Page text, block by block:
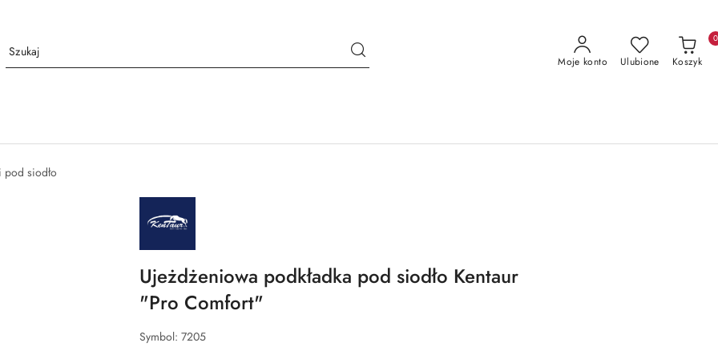
Moje konto Ulubione Koszyk
0
pod siodło
NAZWA
PRODUCENTA:
KENTAUR
Ujeżdżeniowa podkładka pod siodło Kentaur
"Pro Comfort"
Symbol: 7205